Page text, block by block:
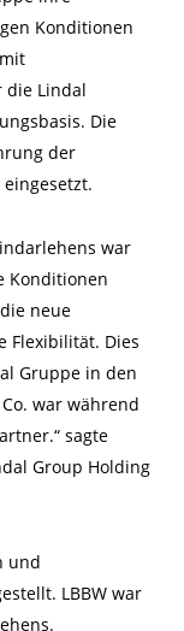
Konditionen
die Lindal
Die
der
war
Konditionen
neue
Flexibilität. Dies
Gruppe in den
war während
sagte
Group Holding
und
LBBW war